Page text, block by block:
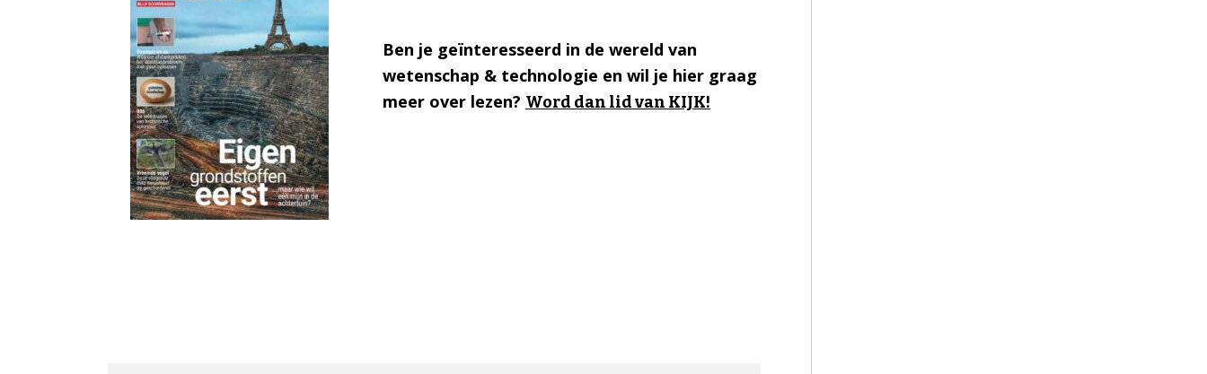
Ben je geïnteresseerd in de wereld van
wetenschap & technologie en wil je hier graag
meer over lezen? Word dan lid van KIJK!